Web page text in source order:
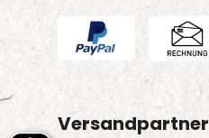
Versandpartner